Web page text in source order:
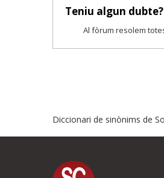
Teniu algun dubte?
Al fòrum resolem
Proposeu-
Diccionari de sinònims de